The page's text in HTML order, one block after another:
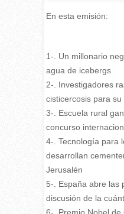
En esta emisión:
1-. Un millonario
agua de icebergs
2-. Investigadores
cisticercosis para su
3-. Escuela rural
concurso
4-. Tecnología para
desarrollan
Jerusalén
5-. España abre las
discusión de la